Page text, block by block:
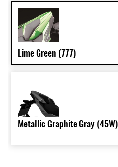
Lime Green (777)
Metallic Graphite Gray (45W)